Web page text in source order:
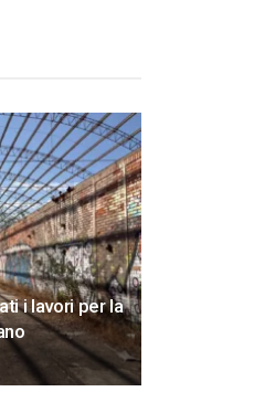
i lavori per la